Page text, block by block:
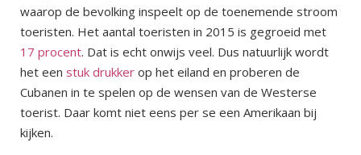
waarop de bevolking inspeelt op de toenemende stroom
toeristen. Het aantal toeristen in 2015 is gegroeid met
17 procent. Dat is echt onwijs veel. Dus natuurlijk wordt
het een stuk drukker op het eiland en proberen de
Cubanen in te spelen op de wensen van de Westerse
toerist. Daar komt niet eens per se een Amerikaan bij
kijken.